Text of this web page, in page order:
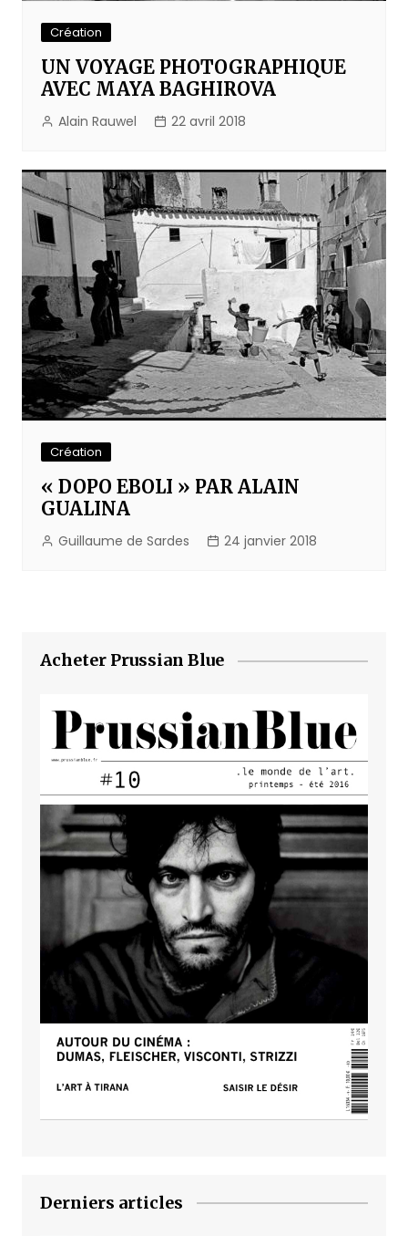
Création
UN VOYAGE PHOTOGRAPHIQUE
AVEC MAYA BAGHIROVA
Alain Rauwel 22 avril 2018
Création
« DOPO EBOLI » PAR ALAIN
GUALINA
Guillaume de Sardes 24 janvier 2018
Acheter Prussian Blue
Derniers articles